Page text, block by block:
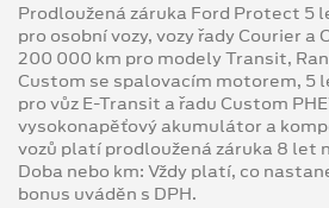
Prodloužená záruka Ford Protect 5
pro osobní vozy, vozy řady Courier a
200 000 km pro modely Transit,
Custom se spalovacím motorem, 5
pro vůz E-Transit a řadu Custom
vysokonapěťový akumulátor a
vozů platí prodloužená záruka 8 let
Doba nebo km: Vždy platí, co
bonus uváděn s DPH.